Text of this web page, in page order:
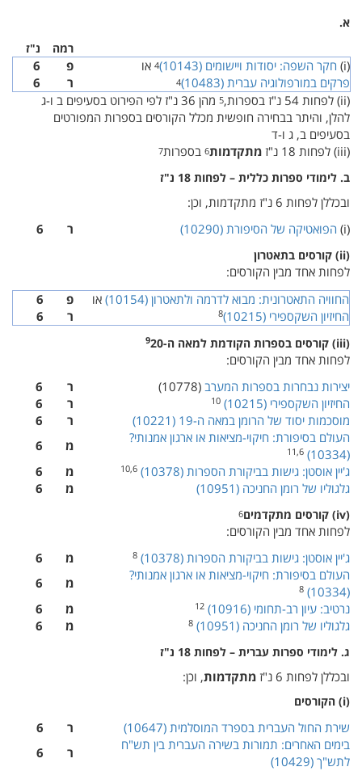
א.
רמה
נ"ז
(‏ i‎)‏ חקר השפה: יסודות ויישומים (‏ 10143‎)‏ 4 או פ
6
פרקים במורפולוגיה עברית (‏ 10483‎)‏
4 ר
6
(‏ ii‎)‏ לפחות 54 נ"ז בספרות,
5
מהן 36 נ"ז לפי הפירוט בסעיפים ב ו-ג
להלן, והיתר בבחירה חופשית מכלל הקורסים בספרות המפורטים
בסעיפים ב, ג ו-ד
(‏ iii‎)‏ לפחות 18 נ"ז
מתקדמות6 בספרות7
ב. לימודי ספרות כללית – לפחות 18 נ"ז
ובכללן לפחות 6 נ"ז מתקדמות, וכן:
(‏ i‎)‏
הפואטיקה של הסיפורת (‏ 10290‎)‏ ר 6
(‏ ii‎)‏ קורסים בתאטרון
לפחות אחד מבין הקורסים:
החוויה התאטרונית: מבוא לדרמה ולתאטרון (‏ 10154‎)‏
או פ
6
החיזיון השקספירי (‏ 10215‎)‏
8 ר 6
(‏ iii‎)‏ קורסים בספרות הקודמת למאה ה- 920
לפחות אחד מבין הקורסים:
יצירות נבחרות בספרות המערב (‏ 10778‎)‏ ר
6
החיזיון השקספירי (‏ 10215‎)‏
10 ר
6
מוסכמות יסוד של הרומן במאה ה-19
(‏ 10221‎)‏ ר
6
העולם בסיפורת: חיקוי-מציאות או ארגון אמנותי?
(‏ 10334‎)‏
11,6 מ
6
ג'יין אוסטן: גישות בביקורת הספרות (‏ 10378‎)‏
10,6 מ
6
גלגוליו של רומן החניכה (‏ 10951‎)‏
מ 6
(‏ iv‎)‏ קורסים מתקדמים 6
לפחות אחד מבין הקורסים:
ג'יין אוסטן: גישות בביקורת הספרות (‏ 10378‎)‏
8 מ
6
העולם בסיפורת: חיקוי-מציאות או ארגון אמנותי?
(‏ 10334‎)‏
8 מ
6
נרטיב: עיון רב-תחומי (‏ 10916‎)‏
12 מ
6
גלגוליו של רומן החניכה (‏ 10951‎)‏
8 מ 6
ג. לימודי ספרות עברית – לפחות 18 נ"ז
ובכללן לפחות 6 נ"ז מתקדמות, וכן:
(‏ i‎)‏ הקורסים
שירת החול העברית בספרד המוסלמית (‏ 10647‎)‏ ר
6
בימים האחרים: תמורות בשירה העברית בין תש"ח
לתש"ך (‏ 10429‎)‏
ר 6